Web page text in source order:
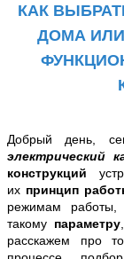
КАК
ДОМА
Добрый день,
электрический
конструкций
их принцип
режимам работы,
такому параметру
расскажем про